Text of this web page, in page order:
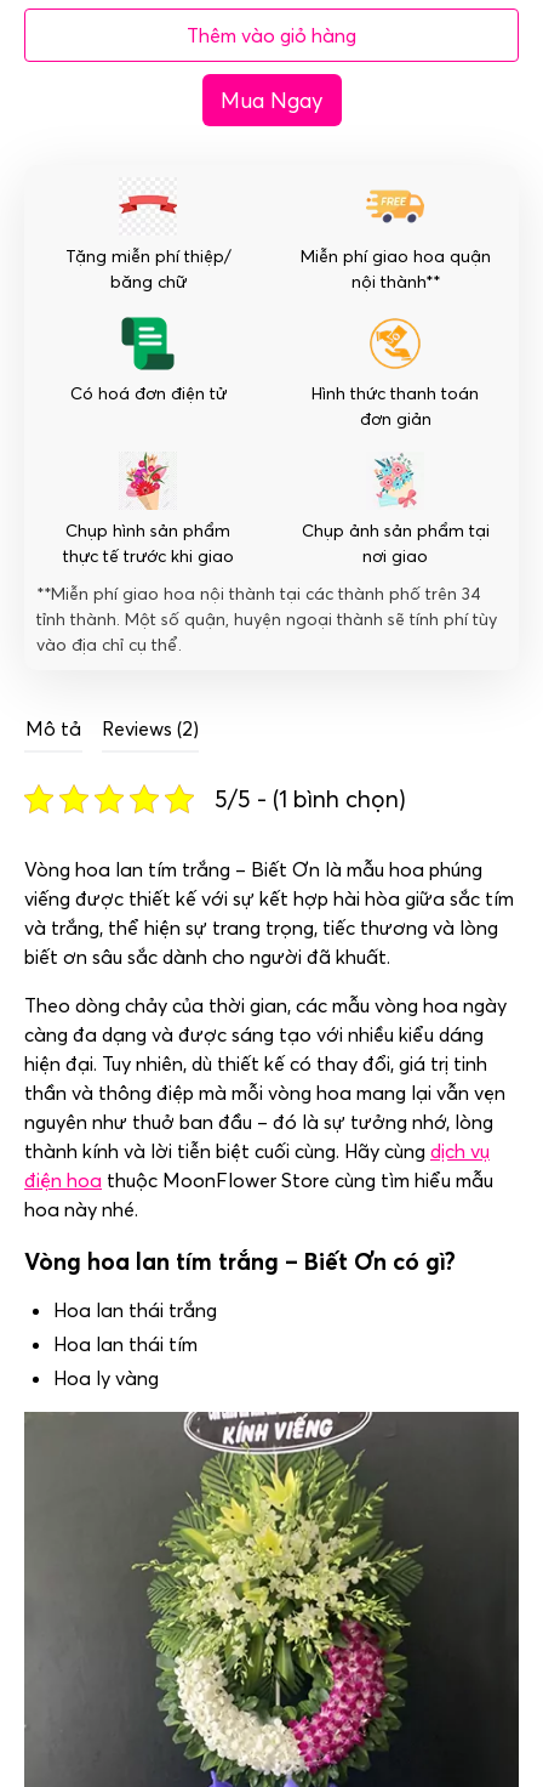
hoa
lượng
Thêm vào giỏ hàng
Mua Ngay
Tặng miễn phí thiệp/
băng chữ
Miễn phí giao hoa quận
nội thành**
Có hoá đơn điện tử
Hình thức thanh toán
đơn giản
Chụp hình sản phẩm
thực tế trước khi giao
Chụp ảnh sản phẩm tại
nơi giao
**Miễn phí giao hoa nội thành tại các thành phố trên 34
tỉnh thành. Một số quận, huyện ngoại thành sẽ tính phí tùy
vào địa chỉ cụ thể.
Mô tả Reviews (2)
5/5 - (1 bình chọn)
Vòng hoa lan tím trắng – Biết Ơn là mẫu hoa phúng
viếng được thiết kếvới sự kết hợp hài hòa giữa sắc tím
và trắng, thể hiện sự trang trọng, tiếc thương và lòng
biết ơn sâu sắc dành cho người đã khuất.
Theo dòng chảy của thời gian, các mẫu vòng hoa ngày
càng đa dạng và được sáng tạo với nhiều kiểu dáng
hiện đại. Tuy nhiên, dù thiết kếcó thay đổi, giá trị tinh
thần và thông điệp mà mỗi vòng hoa mang lại vẫn vẹn
nguyên như thuở ban đầu – đó là sự tưởng nhớ, lòng
thành kính và lời tiễn biệt cuối cùng. Hãy cùng dịch vụ
điện hoa thuộc MoonFlower Store cùng tìm hiểu mẫu
hoa này nhé.
Vòng hoa lan tím trắng – Biết Ơn có gì?
Hoa lan thái trắng
Hoa lan thái tím
Hoa ly vàng